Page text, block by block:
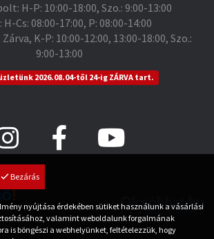
H-P: 10:00-18:00, Szo.: 9:00-13:00
Cs: 08:00-17:00, P: 08:00-14:00
K-P: 10:00-12:00, 13:00-18:00, Szo.:
9:00-13:00
2026.08.04-től 24-ig ZÁRVA tart.
Bezárás
nyújtása érdekében sütiket használunk a vásárlási
valamint weboldalunk forgalmának
is böngészi a webhelyünket, feltételezzük, hogy